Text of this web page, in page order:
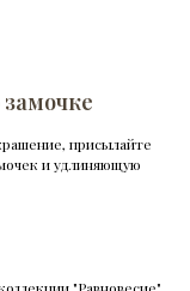
присылайте
и удлиняющую
"Равновесие"